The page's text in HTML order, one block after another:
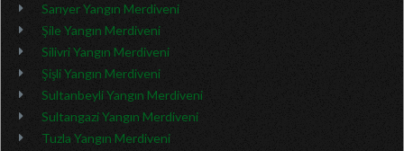
Sarıyer Yangın Merdiveni
Şile Yangın Merdiveni
Silivri Yangın Merdiveni
Şişli Yangın Merdiveni
Sultanbeyli Yangın Merdiveni
Sultangazi Yangın Merdiveni
Tuzla Yangın Merdiveni